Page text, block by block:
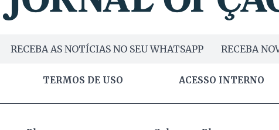
RECEBA AS NOTÍCIAS NO SEU WHATSAPP RECEBA
TERMOS DE USO ACESSO INTERNO